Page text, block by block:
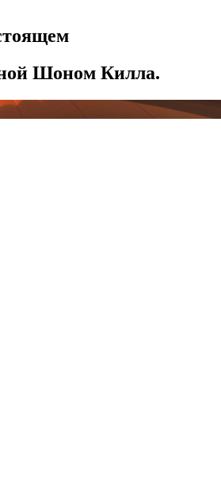
Шоном Килла.